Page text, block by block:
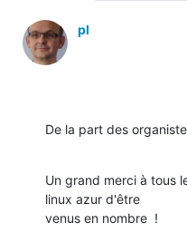
pl
De la part des
Un grand merci à tous
linux azur d'être
venus en nombre  !